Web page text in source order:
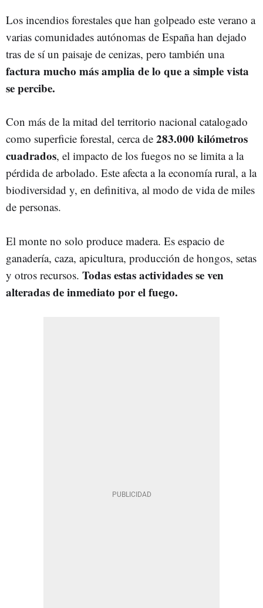
Los incendios forestales que han golpeado este verano a
varias comunidades autónomas de España han dejado
tras de sí un paisaje de cenizas, pero también una
factura mucho más amplia de lo que a simple vista
se percibe.
Con más de la mitad del territorio nacional catalogado
como superficie forestal, cerca de 283.000 kilómetros
cuadrados, el impacto de los fuegos no se limita a la
pérdida de arbolado. Este afecta a la economía rural, a la
biodiversidad y, en definitiva, al modo de vida de miles
de personas.
El monte no solo produce madera. Es espacio de
ganadería, caza, apicultura, producción de hongos, setas
y otros recursos. Todas estas actividades se ven
alteradas de inmediato por el fuego.